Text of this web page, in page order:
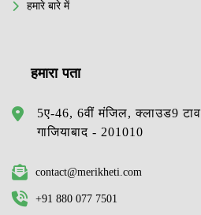
हमारे बारे में
हमारा पता
5ए-46, 6वीं मंजिल, क्लाउड9
गाजियाबाद - 201010
contact@merikheti.com
+91 880 077 7501